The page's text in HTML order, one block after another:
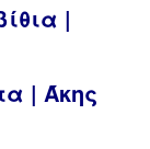
|
| Άκης